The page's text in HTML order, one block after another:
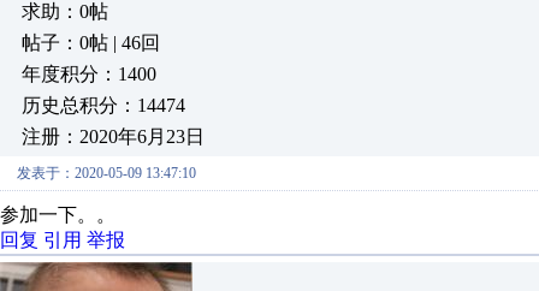
求助：0帖
帖子：0帖 | 46回
年度积分：1400
历史总积分：14474
注册：2020年6月23日
发表于：2020-05-09 13:47:10
参加一下。。
回复 引用 举报